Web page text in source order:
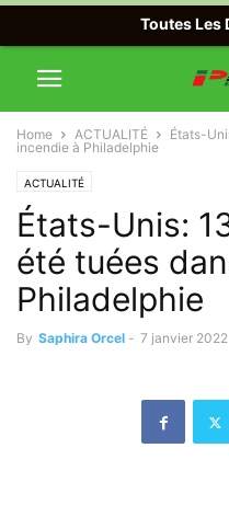
Home ACTUALITÉ
États-
incendie à Philadelphie
ACTUALITÉ
États-Unis:
été tuées
Philadelphie
By Saphira Orcel - 7 janvier 2022
Toutes Les